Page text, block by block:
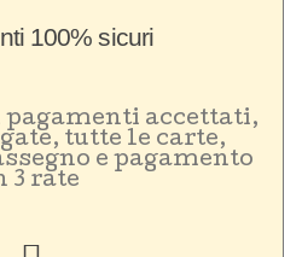
100% sicuri
accettati,
tutte le carte,
e pagamento
3 rate